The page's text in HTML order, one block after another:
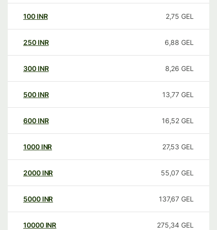
100 INR 2,75 GEL
250 INR 6,88 GEL
300 INR 8,26 GEL
500 INR 13,77 GEL
600 INR 16,52 GEL
1000 INR 27,53 GEL
2000 INR 55,07 GEL
5000 INR 137,67 GEL
10000 INR 275,34 GEL